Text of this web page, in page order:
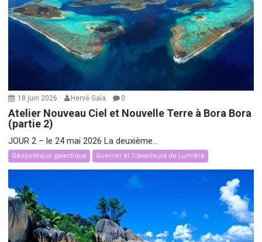
18 juin 2026 Hervé Gaïa 0
Atelier Nouveau Ciel et Nouvelle Terre à Bora Bora
(partie 2)
JOUR 2 – le 24 mai 2026 La deuxième...
Géopolitique galactique Guerrier et Travailleurs de Lumière